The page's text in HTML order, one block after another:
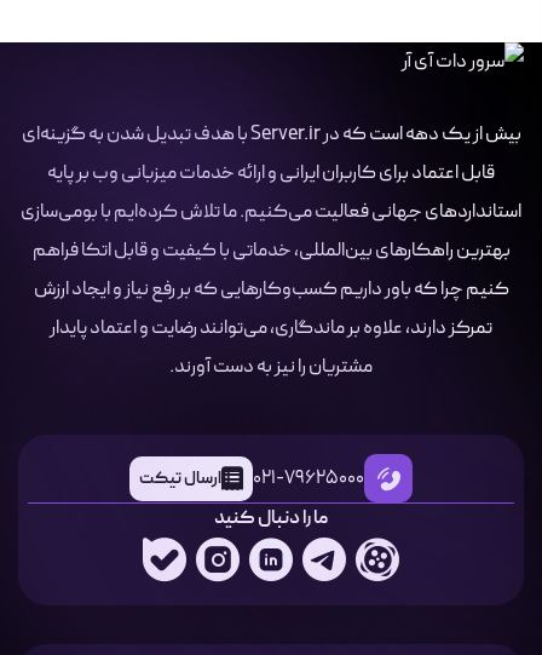
بیش از یک دهه است که در Server.ir با هدف تبدیل شدن به گزینه‌ای
قابل اعتماد برای کاربران ایرانی و ارائه خدمات میزبانی وب بر پایه
استانداردهای جهانی فعالیت می‌کنیم. ما تلاش کرده‌ایم با بومی‌سازی
بهترین راهکارهای بین‌المللی، خدماتی با کیفیت و قابل اتکا فراهم
کنیم چرا که باور داریم کسب‌وکارهایی که بر رفع نیاز و ایجاد ارزش
تمرکز دارند، علاوه بر ماندگاری، می‌توانند رضایت و اعتماد پایدار
مشتریان را نیز به دست آورند.
021-79625000 ارسال تیکت
ما را دنبال کنید